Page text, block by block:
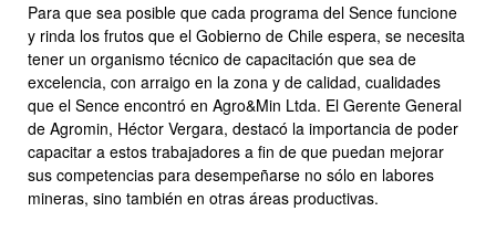
Para que sea posible que cada programa del Sence funcione
y rinda los frutos que el Gobierno de Chile espera, se necesita
tener un organismo técnico de capacitación que sea de
excelencia, con arraigo en la zona y de calidad, cualidades
que el Sence encontró en Agro&Min Ltda. El Gerente General
de Agromin, Héctor Vergara, destacó la importancia de poder
capacitar a estos trabajadores a fin de que puedan mejorar
sus competencias para desempeñarse no sólo en labores
mineras, sino también en otras áreas productivas.